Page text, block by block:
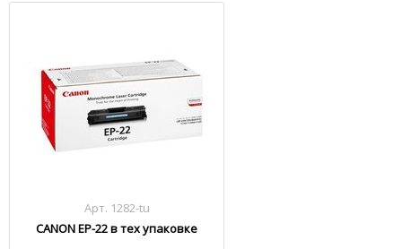
Арт. 1282-tu
CANON EP-22 в тех упаковке